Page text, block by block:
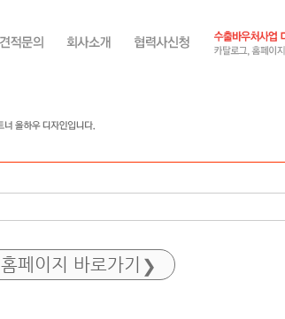
홈페이지 바로가기